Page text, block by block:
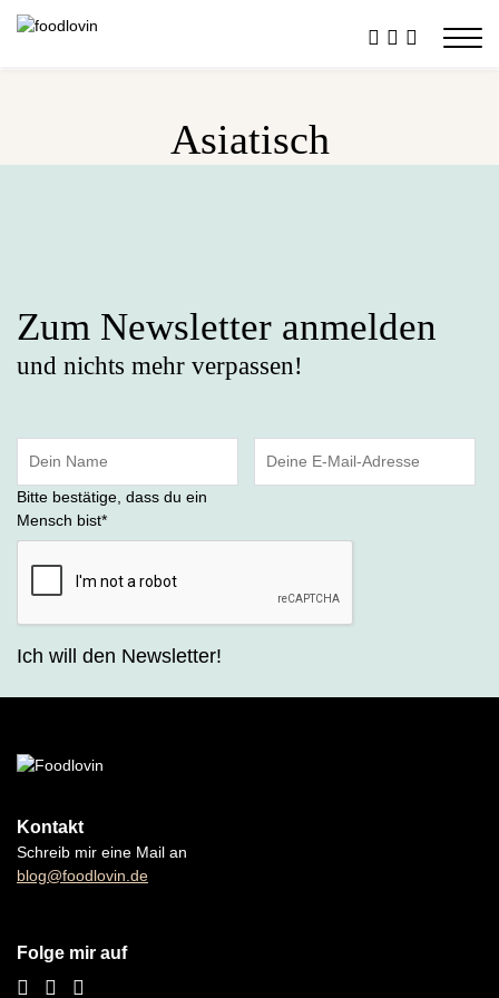
Asiatisch
Zum Newsletter anmelden
und nichts mehr verpassen!
Bitte bestätige, dass du ein
Mensch bist*
Ich will den Newsletter!
Kontakt
Schreib mir eine Mail an
blog@foodlovin.de
Folge mir auf